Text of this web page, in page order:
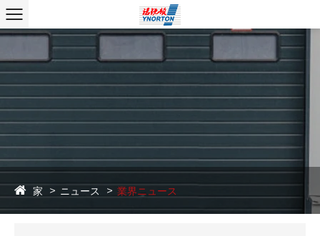
家 ニュース 業界ニュース